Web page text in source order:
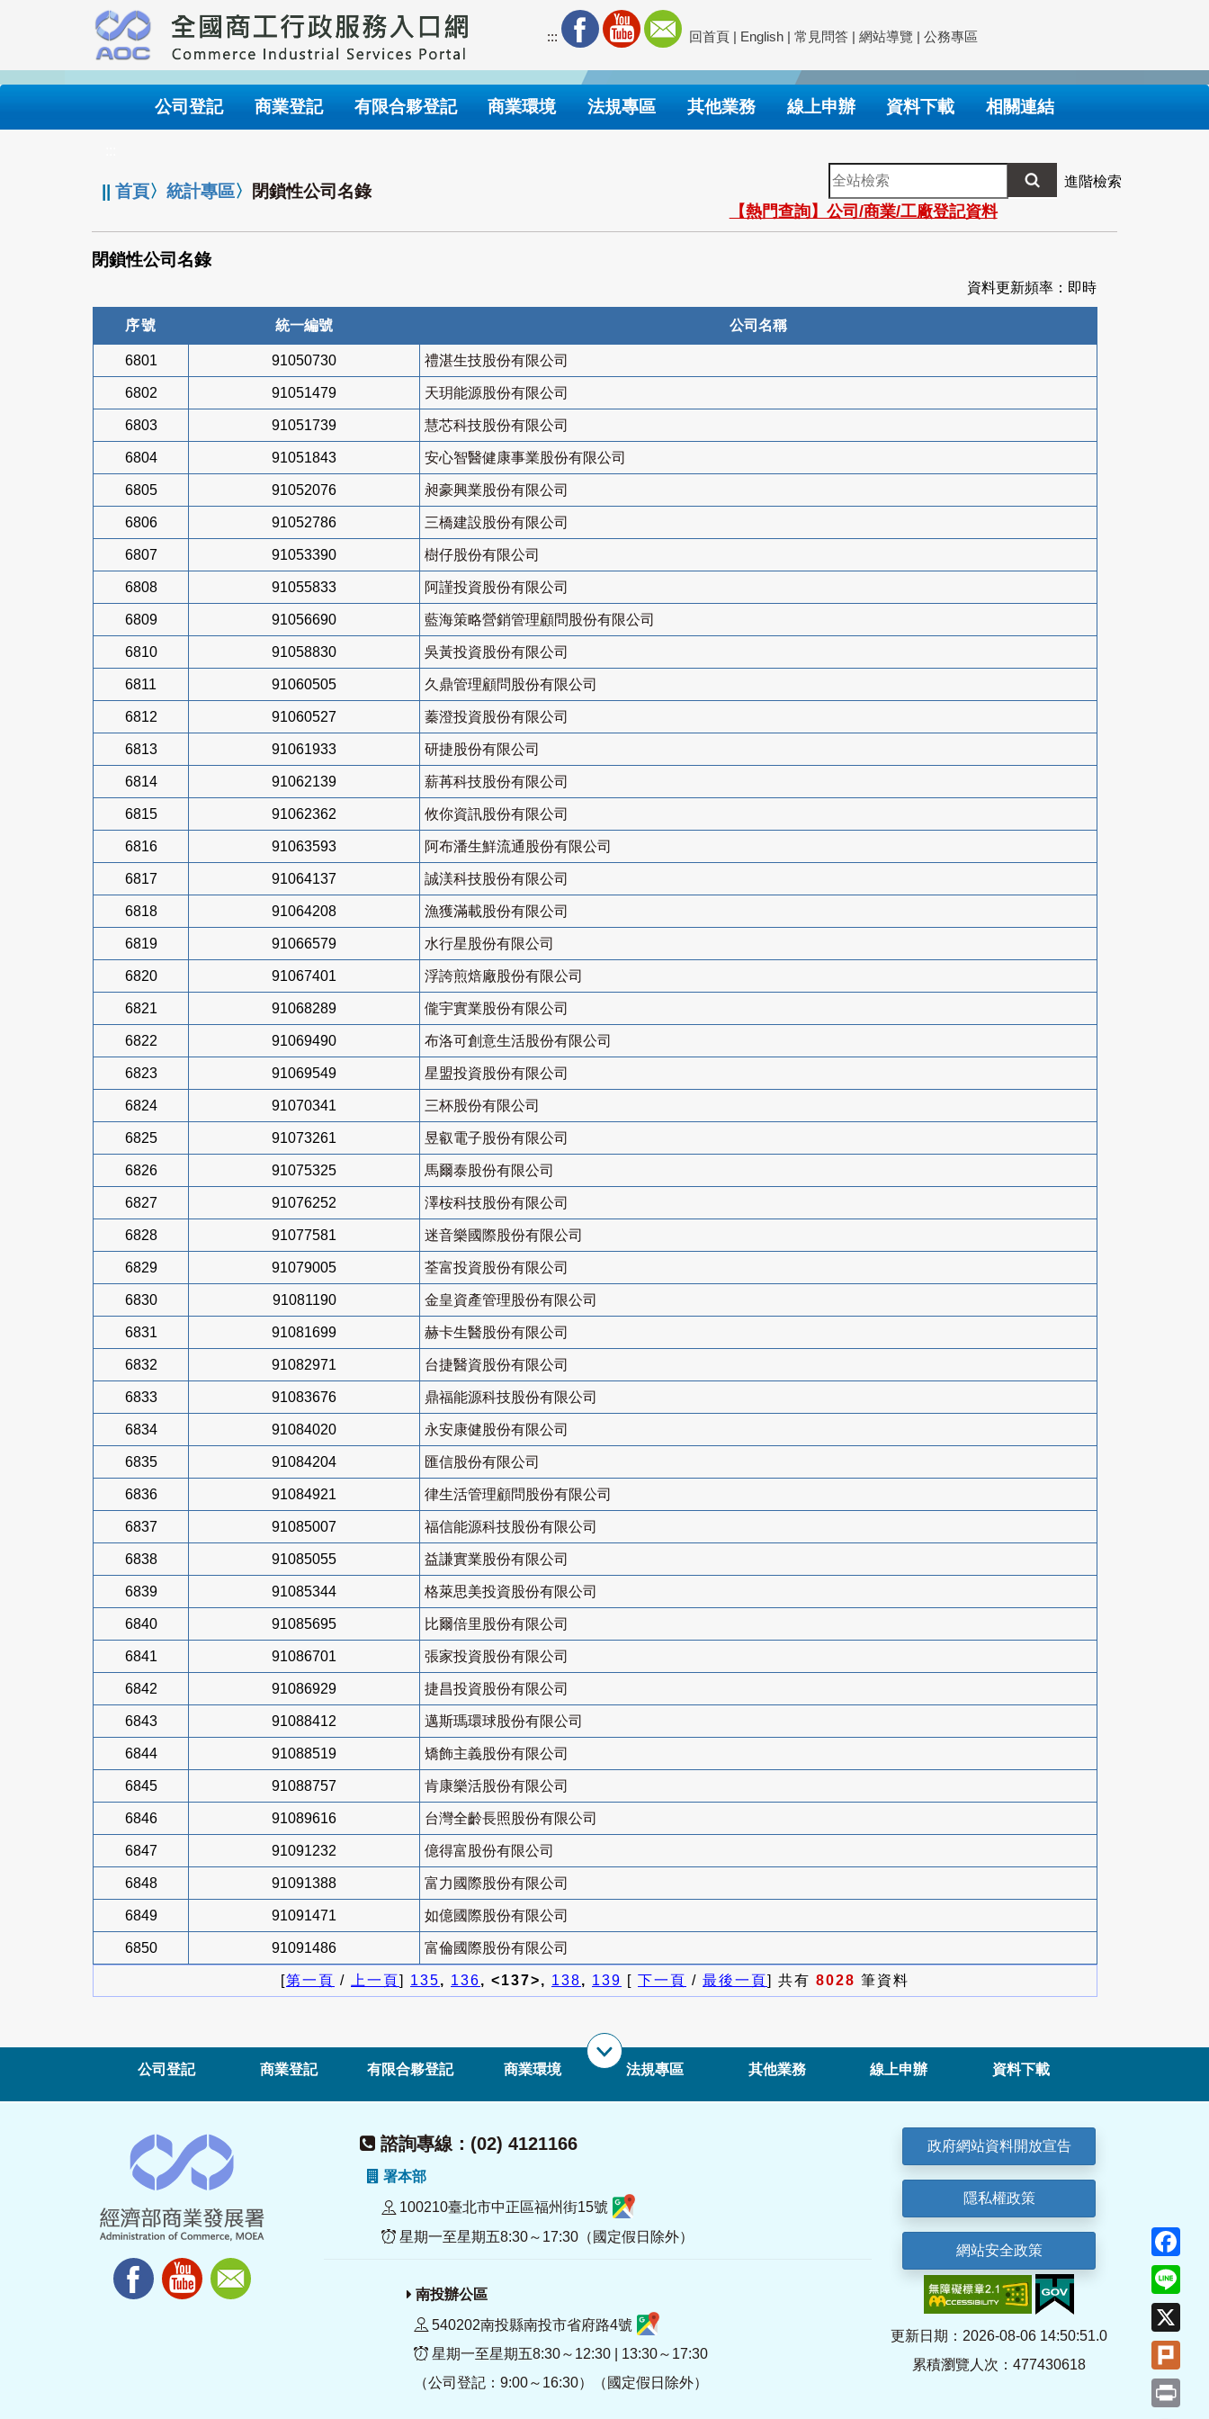
要
內
::: 回首頁 | English | 常見問答 | 網站導覽 | 公務專區
公司登記 商業登記 有限合夥登記 商業環境 法規專區 其他業務 線上申辦 資料下載 相關連結
||首頁〉統計專區〉 閉鎖性公司名錄
全
站
檢
索
進階檢索
【熱門查詢】公司/商業/工廠登記資料
閉鎖性公司名錄
資料更新頻率：即時
序號 統一編號 公司名稱
6801 91050730 禮湛生技股份有限公司
6802 91051479 天玥能源股份有限公司
6803 91051739 慧芯科技股份有限公司
6804 91051843 安心智醫健康事業股份有限公司
6805 91052076 昶豪興業股份有限公司
6806 91052786 三橋建設股份有限公司
6807 91053390 樹仔股份有限公司
6808 91055833 阿謹投資股份有限公司
6809 91056690 藍海策略營銷管理顧問股份有限公司
6810 91058830 吳黃投資股份有限公司
6811 91060505 久鼎管理顧問股份有限公司
6812 91060527 蓁澄投資股份有限公司
6813 91061933 研捷股份有限公司
6814 91062139 薪苒科技股份有限公司
6815 91062362 攸你資訊股份有限公司
6816 91063593 阿布潘生鮮流通股份有限公司
6817 91064137 誠渼科技股份有限公司
6818 91064208 漁獲滿載股份有限公司
6819 91066579 水行星股份有限公司
6820 91067401 浮誇煎焙廠股份有限公司
6821 91068289 儱宇實業股份有限公司
6822 91069490 布洛可創意生活股份有限公司
6823 91069549 星盟投資股份有限公司
6824 91070341 三杯股份有限公司
6825 91073261 昱叡電子股份有限公司
6826 91075325 馬爾泰股份有限公司
6827 91076252 澤桉科技股份有限公司
6828 91077581 迷音樂國際股份有限公司
6829 91079005 荃富投資股份有限公司
6830 91081190 金皇資產管理股份有限公司
6831 91081699 赫卡生醫股份有限公司
6832 91082971 台捷醫資股份有限公司
6833 91083676 鼎福能源科技股份有限公司
6834 91084020 永安康健股份有限公司
6835 91084204 匯信股份有限公司
6836 91084921 律生活管理顧問股份有限公司
6837 91085007 福信能源科技股份有限公司
6838 91085055 益謙實業股份有限公司
6839 91085344 格萊思美投資股份有限公司
6840 91085695 比爾倍里股份有限公司
6841 91086701 張家投資股份有限公司
6842 91086929 捷昌投資股份有限公司
6843 91088412 邁斯瑪環球股份有限公司
6844 91088519 矯飾主義股份有限公司
6845 91088757 肯康樂活股份有限公司
6846 91089616 台灣全齡長照股份有限公司
6847 91091232 億得富股份有限公司
6848 91091388 富力國際股份有限公司
6849 91091471 如億國際股份有限公司
6850 91091486 富倫國際股份有限公司
[第一頁 / 上一頁] 135, 136, <137>, 138, 139 [ 下一頁 / 最後一頁] 共有 8028 筆資料
公司登記 商業登記 有限合夥登記 商業環境 法規專區 其他業務 線上申辦 資料下載
諮詢專線：(02) 4121166
署本部
100210臺北市中正區福州街15號
星期一至星期五8:30～17:30（國定假日除外）
南投辦公區
540202南投縣南投市省府路4號
星期一至星期五8:30～12:30 | 13:30～17:30
（公司登記：9:00～16:30）（國定假日除外）
政府網站資料開放宣告
隱私權政策
網站安全政策
更新日期：2026-08-06 14:50:51.0
累積瀏覽人次：477430618